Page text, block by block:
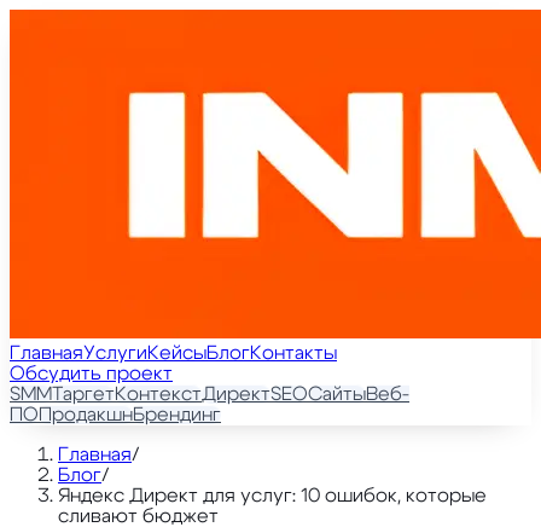
ГлавнаяУслугиКейсыБлогКонтакты
Обсудить проект
SMMТаргетКонтекстДиректSEOСайтыВеб-
ПОПродакшнБрендинг
Главная/
Блог/
Яндекс Директ для услуг: 10 ошибок, которые
сливают бюджет